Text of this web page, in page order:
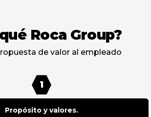
Roca Group?
de valor al empleado
1
Propósito y valores.